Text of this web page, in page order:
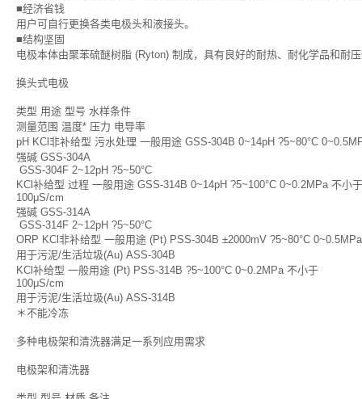
■经济省钱
用户可自行更换各类电极头和液接头。
■结构坚固
电极本体由聚苯硫醚树脂 (Ryton) 制成，具有良好的耐热、耐化学品和耐
换头式电极
类型 用途 型号 水样条件
测量范围 温度* 压力 电导率
pH KCl非补给型 污水处理 一般用途 GSS-304B 0~14pH ?5~80°C
强碱 GSS-304A
GSS-304F 2~12pH ?5~50°C
KCl补给型 过程 一般用途 GSS-314B 0~14pH ?5~100°C 0~0.2MPa 不小于
100μS/cm
强碱 GSS-314A
GSS-314F 2~12pH ?5~50°C
ORP KCl非补给型 一般用途 (Pt) PSS-304B ±2000mV ?5~80°C
用于污泥/生活垃圾(Au) ASS-304B
KCl补给型 一般用途 (Pt) PSS-314B ?5~100°C 0~0.2MPa 不小于
100μS/cm
用于污泥/生活垃圾(Au) ASS-314B
＊不能冷冻
多种电极架和清洗器满足一系列应用需求
电极架和清洗器